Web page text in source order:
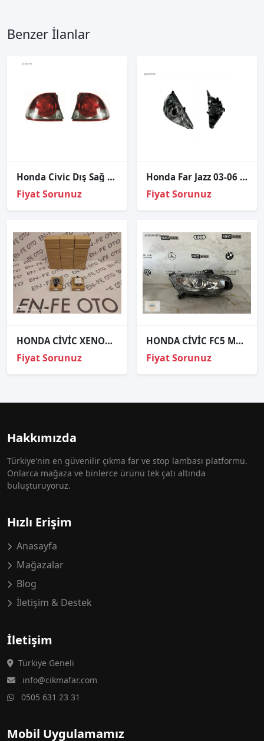
Benzer İlanlar
Honda Civic Dış Sağ Sol Stop Lambası Takımı 2007-2009
Fiyat Sorunuz
Honda Far Jazz 03-06 Sağ (Manuel/Siyah)
Fiyat Sorunuz
HONDA CİVİC XENON FAR BEYNİ W3T21571
Fiyat Sorunuz
HONDA CİVİC FC5 MERCEKLİ SAĞ FAR ORJİNAL
Fiyat Sorunuz
Hakkımızda
Türkiye'nin en güvenilir çıkma far ve stop lambası platformu.
Onlarca mağaza ve binlerce ürünü tek çatı altında
buluşturuyoruz.
Hızlı Erişim
Anasayfa
Mağazalar
Blog
İletişim & Destek
İletişim
Türkiye Geneli
info@cikmafar.com
0505 631 23 31
Mobil Uygulamamız